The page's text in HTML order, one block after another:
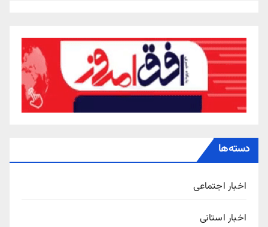
دسته‌ها
اخبار اجتماعی
اخبار استانی